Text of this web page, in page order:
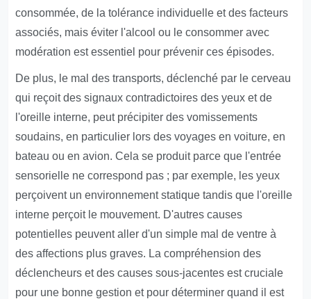
consommée, de la tolérance individuelle et des facteurs
associés, mais éviter l'alcool ou le consommer avec
modération est essentiel pour prévenir ces épisodes.
De plus, le mal des transports, déclenché par le cerveau
qui reçoit des signaux contradictoires des yeux et de
l'oreille interne, peut précipiter des vomissements
soudains, en particulier lors des voyages en voiture, en
bateau ou en avion. Cela se produit parce que l'entrée
sensorielle ne correspond pas ; par exemple, les yeux
perçoivent un environnement statique tandis que l'oreille
interne perçoit le mouvement. D'autres causes
potentielles peuvent aller d'un simple mal de ventre à
des affections plus graves. La compréhension des
déclencheurs et des causes sous-jacentes est cruciale
pour une bonne gestion et pour déterminer quand il est